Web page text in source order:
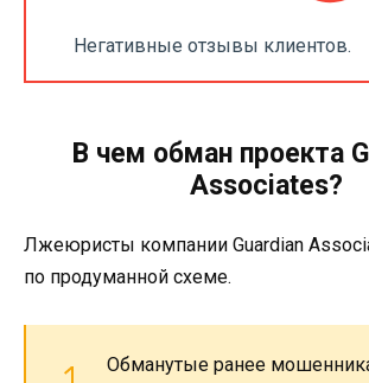
Негативные отзывы клиентов.
В чем обман проекта
Associates?
Лжеюристы компании Guardian
по продуманной схеме.
Обманутые ранее